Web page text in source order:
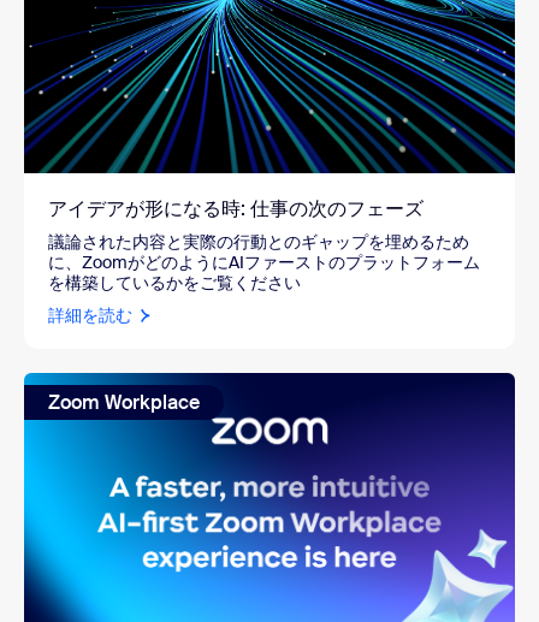
アイデアが形になる時: 仕事の次のフェーズ
議論された内容と実際の行動とのギャップを埋めるため
に、ZoomがどのようにAIファーストのプラットフォーム
を構築しているかをご覧ください
詳細を読む
Zoom Workplace